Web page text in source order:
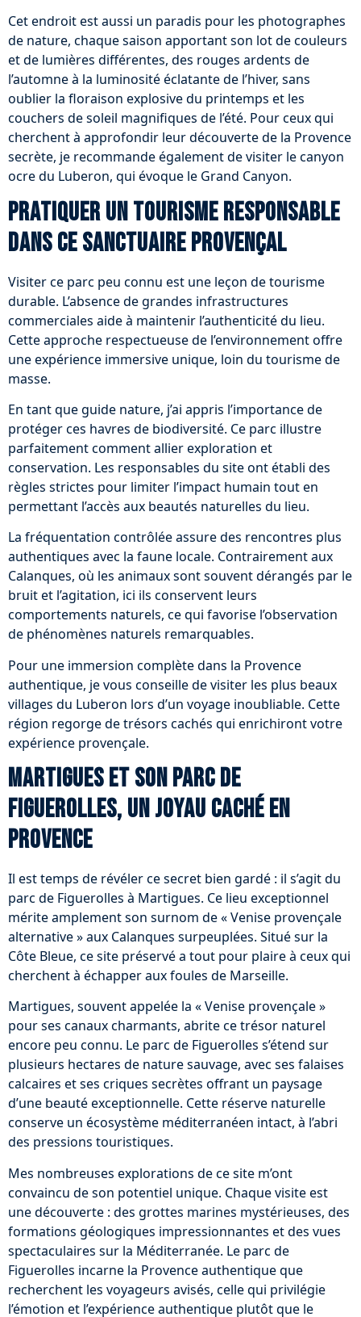
Cet endroit est aussi un paradis pour les photographes
de nature, chaque saison apportant son lot de couleurs
et de lumières différentes, des rouges ardents de
l’automne à la luminosité éclatante de l’hiver, sans
oublier la floraison explosive du printemps et les
couchers de soleil magnifiques de l’été. Pour ceux qui
cherchent à approfondir leur découverte de la Provence
secrète, je recommande également de visiter le canyon
ocre du Luberon, qui évoque le Grand Canyon.
Pratiquer un tourisme responsable
dans ce sanctuaire provençal
Visiter ce parc peu connu est une leçon de tourisme
durable. L’absence de grandes infrastructures
commerciales aide à maintenir l’authenticité du lieu.
Cette approche respectueuse de l’environnement offre
une expérience immersive unique, loin du tourisme de
masse.
En tant que guide nature, j’ai appris l’importance de
protéger ces havres de biodiversité. Ce parc illustre
parfaitement comment allier exploration et
conservation. Les responsables du site ont établi des
règles strictes pour limiter l’impact humain tout en
permettant l’accès aux beautés naturelles du lieu.
La fréquentation contrôlée assure des rencontres plus
authentiques avec la faune locale. Contrairement aux
Calanques, où les animaux sont souvent dérangés par le
bruit et l’agitation, ici ils conservent leurs
comportements naturels, ce qui favorise l’observation
de phénomènes naturels remarquables.
Pour une immersion complète dans la Provence
authentique, je vous conseille de visiter les plus beaux
villages du Luberon lors d’un voyage inoubliable. Cette
région regorge de trésors cachés qui enrichiront votre
expérience provençale.
Martigues et son parc de
Figuerolles, un joyau caché en
Provence
Il est temps de révéler ce secret bien gardé : il s’agit du
parc de Figuerolles à Martigues. Ce lieu exceptionnel
mérite amplement son surnom de « Venise provençale
alternative » aux Calanques surpeuplées. Situé sur la
Côte Bleue, ce site préservé a tout pour plaire à ceux qui
cherchent à échapper aux foules de Marseille.
Martigues, souvent appelée la « Venise provençale »
pour ses canaux charmants, abrite ce trésor naturel
encore peu connu. Le parc de Figuerolles s’étend sur
plusieurs hectares de nature sauvage, avec ses falaises
calcaires et ses criques secrètes offrant un paysage
d’une beauté exceptionnelle. Cette réserve naturelle
conserve un écosystème méditerranéen intact, à l’abri
des pressions touristiques.
Mes nombreuses explorations de ce site m’ont
convaincu de son potentiel unique. Chaque visite est
une découverte : des grottes marines mystérieuses, des
formations géologiques impressionnantes et des vues
spectaculaires sur la Méditerranée. Le parc de
Figuerolles incarne la Provence authentique que
recherchent les voyageurs avisés, celle qui privilégie
l’émotion et l’expérience authentique plutôt que le